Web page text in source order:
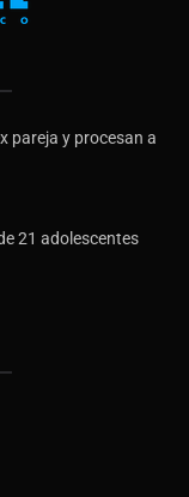
pareja y procesan a
21 adolescentes